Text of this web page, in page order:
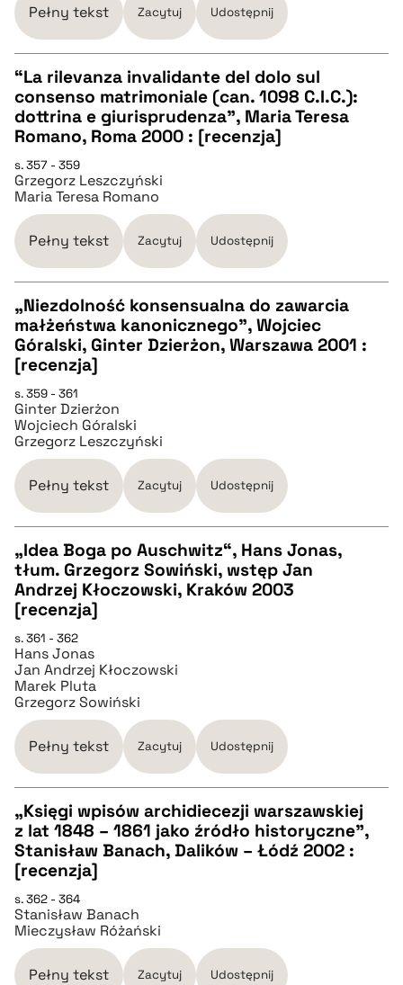
BIBTEX
Pełny tekst Zacytuj Udostępnij
CZYSTY TEKST
pobierz cytat
BIBTEX
pobierz cytat
“La rilevanza invalidante del dolo sul
consenso matrimoniale (can. 1098 C.I.C.):
dottrina e giurisprudenza”, Maria Teresa
Romano, Roma 2000 : [recenzja]
s. 357 - 359
Grzegorz Leszczyński
Maria Teresa Romano
Pełny tekst Zacytuj Udostępnij
CZYSTY TEKST
pobierz cytat
BIBTEX
pobierz cytat
„Niezdolność konsensualna do zawarcia
małżeństwa kanonicznego”, Wojciec
Góralski, Ginter Dzierżon, Warszawa 2001 :
[recenzja]
s. 359 - 361
Ginter Dzierżon
Wojciech Góralski
Grzegorz Leszczyński
Pełny tekst Zacytuj Udostępnij
CZYSTY TEKST
pobierz cytat
BIBTEX
pobierz cytat
„Idea Boga po Auschwitz“, Hans Jonas,
tłum. Grzegorz Sowiński, wstęp Jan
Andrzej Kłoczowski, Kraków 2003
[recenzja]
s. 361 - 362
Hans Jonas
Jan Andrzej Kłoczowski
Marek Pluta
Grzegorz Sowiński
Pełny tekst Zacytuj Udostępnij
CZYSTY TEKST
pobierz cytat
BIBTEX
„Księgi wpisów archidiecezji warszawskiej
z lat 1848 – 1861 jako źródło historyczne”,
Stanisław Banach, Dalików – Łódź 2002 :
[recenzja]
s. 362 - 364
Stanisław Banach
Mieczysław Różański
Pełny tekst Zacytuj Udostępnij